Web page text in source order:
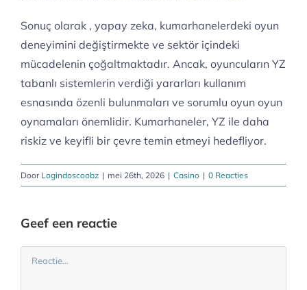
Sonuç olarak , yapay zeka, kumarhanelerdeki oyun
deneyimini değiştirmekte ve sektör içindeki
mücadelenin çoğaltmaktadır. Ancak, oyuncuların YZ
tabanlı sistemlerin verdiği yararları kullanım
esnasında özenli bulunmaları ve sorumlu oyun oyun
oynamaları önemlidir. Kumarhaneler, YZ ile daha
riskiz ve keyifli bir çevre temin etmeyi hedefliyor.
Door Logindoscoobz | mei 26th, 2026 | Casino | 0 Reacties
Geef een reactie
Reactie